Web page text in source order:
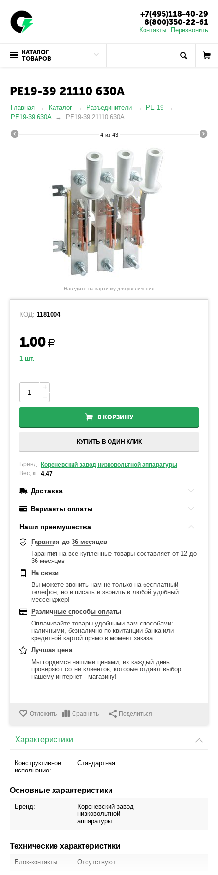
+7(495)118-40-29
8(800)350-22-61
Контакты Перезвонить
КАТАЛОГ
ТОВАРОВ
РЕ19-39 21110 630А
Главная Каталог Разъединители
РЕ 19
РЕ19-39 630А
РЕ19-39 21110 630А
4 из 43
Наведите на картинку для увеличения
КОД: 1181004
1.00 Р
1 шт.
+
−
В КОРЗИНУ
КУПИТЬ В ОДИН КЛИК
Бренд: Кореневский завод низковольтной аппаратуры
Вес, кг: 4.47
Доставка
Варианты оплаты
Наши преимушества
Гарантия до 36 месяцев
Гарантия на все купленные товары составляет от 12 до
36 месяцев
На связи
Вы можете звонить нам не только на бесплатный
телефон, но и писать и звонить в любой удобный
мессенджер!
Различные способы оплаты
Оплачивайте товары удобными вам способами:
наличными, безналично по квитанции банка или
кредитной картой прямо в момент заказа.
Лучшая цена
Мы гордимся нашими ценами, их каждый день
проверяют сотни клиентов, которые отдают выбор
нашему интернет - магазину!
Отложить Сравнить Поделиться
Характеристики
Конструктивное
исполнение:
Стандартная
Основные характеристики
Бренд:
Кореневский завод
низковольтной
аппаратуры
Технические характеристики
Блок-контакты: Отсутствуют